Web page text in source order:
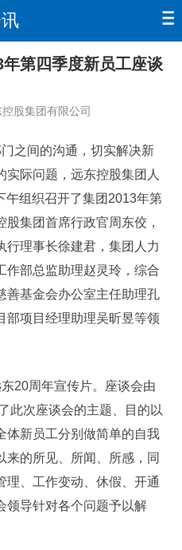
第四季度新员工座谈
股集团有限公司
之间的沟通，切实解决新
实际问题，远东控股集团人
午组织召开了集团2013年第
集团首席行政官周东佼，
行理事长徐建君，集团人力
作部总监助理赵灵玲，综合
善基金会办公室主任助理孔
部项目经理助理吴昕昱等领
20周年宣传片。座谈会由
此次座谈会的主题、目的以
体新员工分别做简单的自我
来的所见、所闻、所感，同
理、工作变动、休假、开通
领导针对各个问题予以解